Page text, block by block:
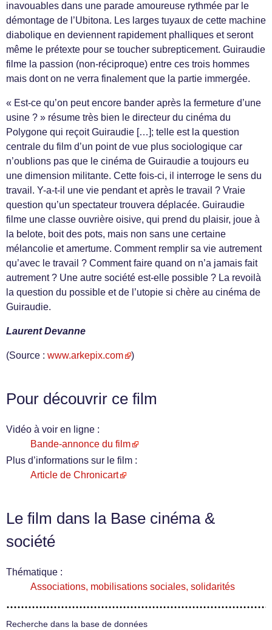
inavouables dans une parade amoureuse rythmée par le
démontage de l’Ubitona. Les larges tuyaux de cette machine
diabolique en deviennent rapidement phalliques et seront
même le prétexte pour se toucher subrepticement. Guiraudie
filme la passion (non-réciproque) entre ces trois hommes
mais dont on ne verra finalement que la partie immergée.
« Est-ce qu’on peut encore bander après la fermeture d’une
usine ? » résume très bien le directeur du cinéma du
Polygone qui reçoit Guiraudie […]; telle est la question
centrale du film d’un point de vue plus sociologique car
n’oublions pas que le cinéma de Guiraudie a toujours eu
une dimension militante. Cette fois-ci, il interroge le sens du
travail. Y-a-t-il une vie pendant et après le travail ? Vraie
question qu’un spectateur trouvera déplacée. Guiraudie
filme une classe ouvrière oisive, qui prend du plaisir, joue à
la belote, boit des pots, mais non sans une certaine
mélancolie et amertume. Comment remplir sa vie autrement
qu’avec le travail ? Comment faire quand on n’a jamais fait
autrement ? Une autre société est-elle possible ? La revoilà
la question du possible et de l’utopie si chère au cinéma de
Guiraudie.
Laurent Devanne
(Source : www.arkepix.com )
Pour découvrir ce film
Vidéo à voir en ligne :
Bande-annonce du film
Plus d’informations sur le film :
Article de Chronicart
Le film dans la Base cinéma &
société
Thématique :
Associations, mobilisations sociales, solidarités
Recherche dans la base de données